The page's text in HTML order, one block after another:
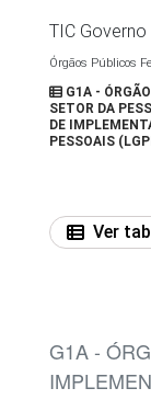
TIC
Órgãos Públicos
G1A -
SETOR DA
DE
PESSOAIS
Ver
G1A -